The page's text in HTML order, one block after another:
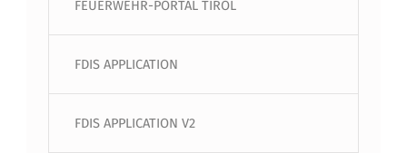
FEUERWEHR-PORTAL TIROL
FDIS APPLICATION
FDIS APPLICATION V2